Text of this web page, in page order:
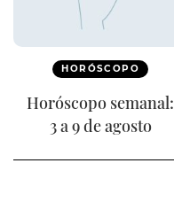
HORÓSCOPO
Horóscopo semanal:
3 a 9 de agosto